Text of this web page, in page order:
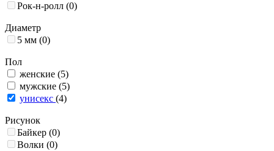
Рок-н-ролл (0)
Диаметр
5 мм (0)
Пол
женские (5)
мужские (5)
унисекс (4)
Рисунок
Байкер (0)
Волки (0)